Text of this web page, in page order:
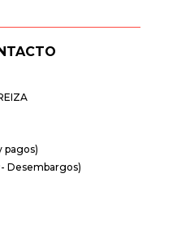
pagos)
Desembargos)